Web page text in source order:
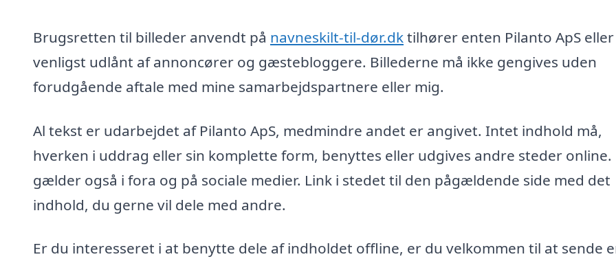
Brugsretten til billeder anvendt på navneskilt-til-dør.dktilhører enten Pilanto ApS
venligst udlånt af annoncører og gæstebloggere. Billederne må ikke gengives uden
forudgående aftale med mine samarbejdspartnere eller mig.
Al tekst er udarbejdet af Pilanto ApS, medmindre andet er angivet. Intet indhold må,
hverken i uddrag eller sin komplette form, benyttes eller udgives andre steder
gælder også i fora og på sociale medier. Link i stedet til den pågældende side med det
indhold, du gerne vil dele med andre.
Er du interesseret i at benytte dele af indholdet offline, er du velkommen til at sende